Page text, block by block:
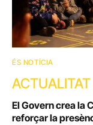
ÉS NOTÍCIA
ACTUALITAT
El Govern crea la
reforçar la